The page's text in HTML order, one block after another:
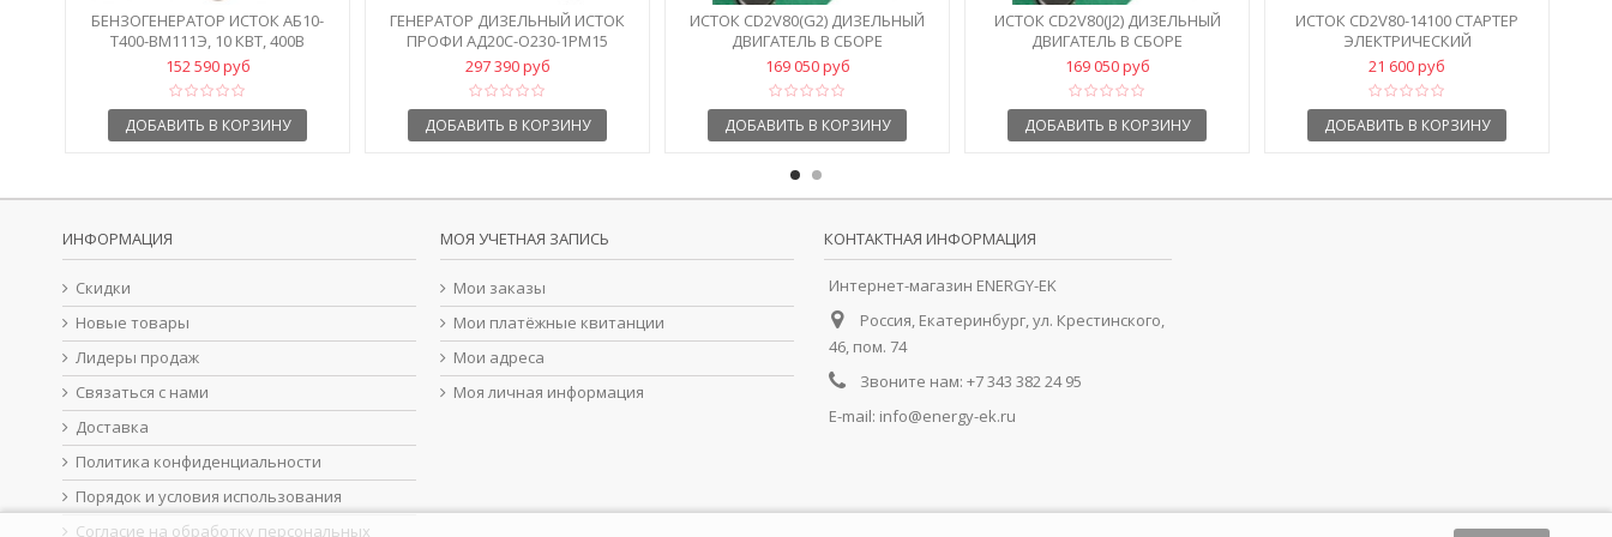
БЕНЗОГЕНЕРАТОР ИСТОК АБ10-
Т400-ВМ111Э, 10 КВТ, 400В
152 590 руб
ДОБАВИТЬ В КОРЗИНУ
ГЕНЕРАТОР ДИЗЕЛЬНЫЙ ИСТОК
ПРОФИ АД20С-О230-1РМ15
297 390 руб
ДОБАВИТЬ В КОРЗИНУ
ИСТОК CD2V80(G2) ДИЗЕЛЬНЫЙ
ДВИГАТЕЛЬ В СБОРЕ
169 050 руб
ДОБАВИТЬ В КОРЗИНУ
ИСТОК CD2V80(J2) ДИЗЕЛЬНЫЙ
ДВИГАТЕЛЬ В СБОРЕ
169 050 руб
ДОБАВИТЬ В КОРЗИНУ
ИСТОК CD2V80-14100 СТАРТЕР
ЭЛЕКТРИЧЕСКИЙ
21 600 руб
ДОБАВИТЬ В КОРЗИНУ
ИНФОРМАЦИЯ
Скидки
Новые товары
Лидеры продаж
Связаться с нами
Доставка
Политика конфиденциальности
Порядок и условия использования
Согласие на обработку персональных
МОЯ УЧЕТНАЯ ЗАПИСЬ
Мои заказы
Мои платёжные квитанции
Мои адреса
Моя личная информация
КОНТАКТНАЯ ИНФОРМАЦИЯ
Интернет-магазин ENERGY-EK
Россия, Екатеринбург, ул. Крестинского,
46, пом. 74
Звоните нам: +7 343 382 24 95
E-mail: info@energy-ek.ru